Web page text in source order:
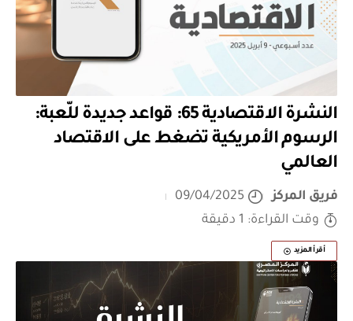
النشرة الاقتصادية 65: قواعد جديدة للّعبة:
الرسوم الأمريكية تضغط على الاقتصاد
العالمي
فريق المركز
09/04/2025
وقت القراءة: 1 دقيقة
أقرأ المزيد